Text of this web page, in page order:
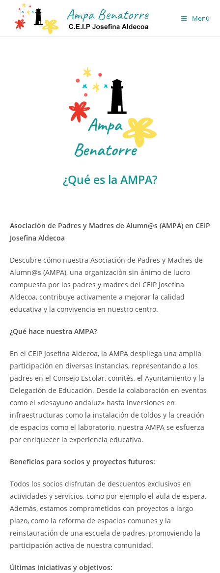
contenido
Menú
¿Qué es la AMPA?
Asociación de Padres y Madres de Alumn@s (AMPA) en CEIP
Josefina Aldecoa
Descubre cómo nuestra Asociación de Padres y Madres de
Alumn@s (AMPA), una organización sin ánimo de lucro
compuesta por los padres y madres del CEIP Josefina
Aldecoa, contribuye activamente a mejorar la calidad
educativa y la convivencia en nuestro centro.
¿Qué hace nuestra AMPA?
En el CEIP Josefina Aldecoa, la AMPA despliega una amplia
participación en diversas instancias, representando a los
padres en el Consejo Escolar, comités, el Ayuntamiento y la
Delegación de Educación. Desde la colaboración en eventos
como el «desayuno andaluz» hasta inversiones en
infraestructuras como la instalación de toldos y la creación
de espacios como el laboratorio, nuestra AMPA se esfuerza
por enriquecer la experiencia educativa.
Beneficios para socios y proyectos futuros:
Todos los socios disfrutan de descuentos exclusivos en
actividades y servicios, como por ejemplo el aula de espera.
Además, estamos comprometidos con proyectos a largo
plazo, como la reforma de espacios comunes y la
reinstauración de una escuela de padres, promoviendo la
participación activa de nuestra comunidad.
Últimas iniciativas y objetivos: